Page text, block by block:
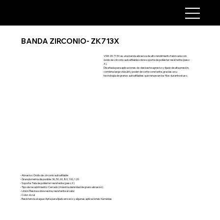
BANDA ZIRCONIO- ZK713X
VSM ZK713X es una banda abrasiva de alto rendimiento fabricada con
óxido de zirconio autoafilable sobre soporte de poliéster resistente (peso
X).
Diseñada para aplicaciones de desbaste agresivo y lijado de alta presión,
combina larga vida útil y poder de corte constante, gracias a su
tecnología de granos autoafilables que renuevan los filos durante el uso.
- Abrasivo: Óxido de zirconio autoafilable
- Granulometría disponible: 36, 50, 60, 80, 100, 120
- Soporte: Tela de poliéster resistente (peso X)
- Tipo de recubrimiento: Cerrado (máxima densidad de grano abrasivo)
- Unión: Resina sobre resina, resistente al calor
- Color: Azul
- Resistencia al agua: Apta para lijado en seco y algunas aplicaciones húmedas